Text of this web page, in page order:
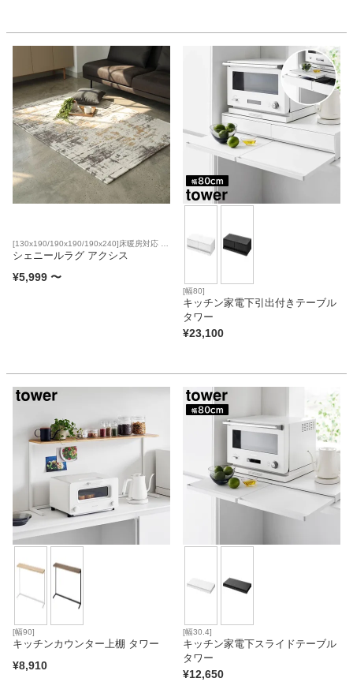
[130x190/190x190/190x240]床暖房対応 洗
濯可
シェニールラグ アクシス
¥5,999 〜
[幅80]
キッチン家電下引出付きテーブル
タワー
¥23,100
[幅90]
キッチンカウンター上棚 タワー
¥8,910
[幅30.4]
キッチン家電下スライドテーブル
タワー
¥12,650